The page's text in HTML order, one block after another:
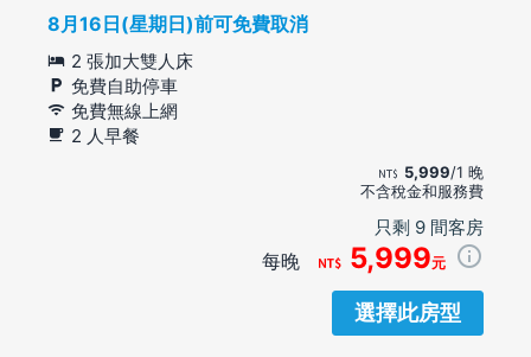
8月16日(星期日)前可免費取消
2 張加大雙人床
免費自助停車
免費無線上網
2 人早餐
5,999/1 晚
不含稅金和服務費
只剩 9 間客房
每晚 5,999元
選擇此房型